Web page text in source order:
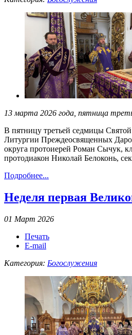
13 марта 2026 года, пятница
В пятницу третьей седмицы
Литургии Преждеосвященных
округа протоиерей Роман Сычук,
протодиакон Николай Белоконь,
Подробнее...
Неделя первая
01 Март 2026
Печать
E-mail
Категория: Богослужения